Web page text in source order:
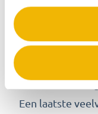
leidt tot
samenwerking
leden
vanuit die rol
als
Een laatste